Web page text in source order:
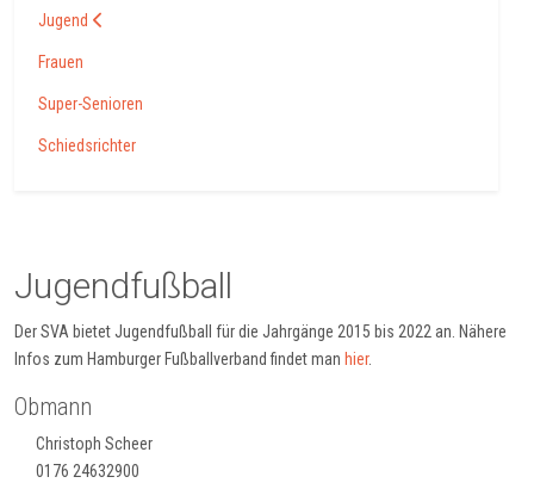
Jugend
Frauen
Super-Senioren
Schiedsrichter
Jugendfußball
Der SVA bietet Jugendfußball für die Jahrgänge 2015 bis 2022 an. Nähere
Infos zum Hamburger Fußballverband findet man hier.
Obmann
Christoph Scheer
0176 24632900